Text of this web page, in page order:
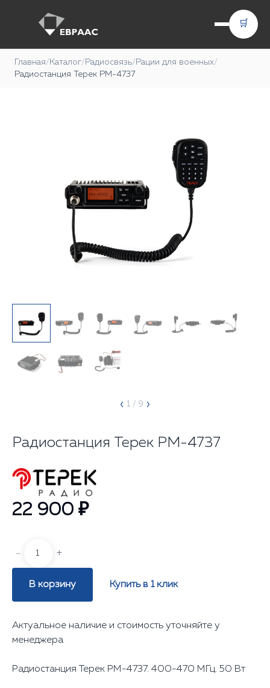
🛒
Главная/ Каталог/ Радиосвязь/ Рации для военных/
Радиостанция Терек РМ-4737
‹ 1 / 9 ›
Радиостанция Терек РМ-4737
22 900 ₽
- +
В корзину Купить в 1 клик
Актуальное наличие и стоимость уточняйте у
менеджера
Радиостанция Терек РМ-4737. 400-470 МГц. 50 Вт